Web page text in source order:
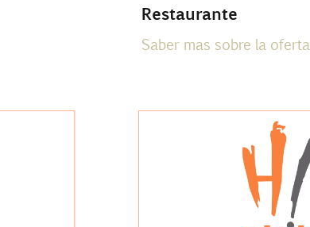
Restaurante
Saber mas sobre la oferta